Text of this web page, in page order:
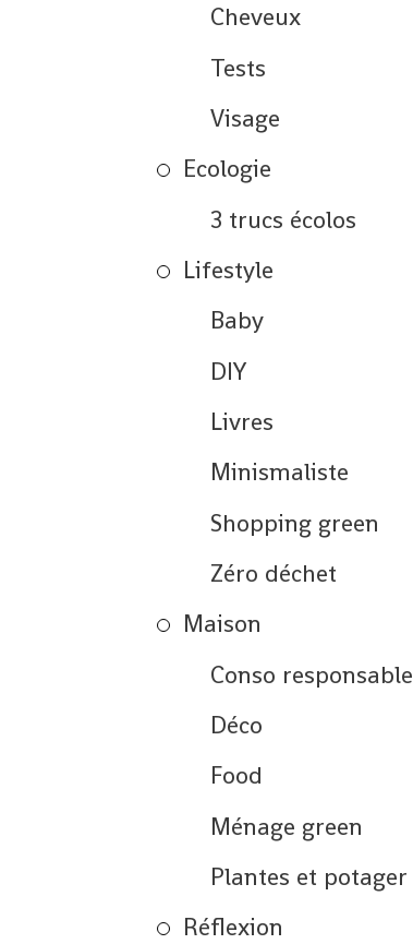
Cheveux
Tests
Visage
Ecologie
3 trucs écolos
Lifestyle
Baby
DIY
Livres
Minismaliste
Shopping green
Zéro déchet
Maison
Conso responsable
Déco
Food
Ménage green
Plantes et potager
Réflexion